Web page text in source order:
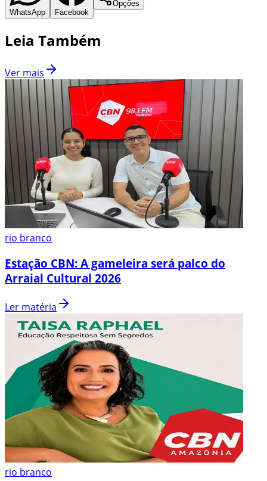
WhatsApp Facebook
Opções
Leia Também
Ver mais
rio branco
Estação CBN: A gameleira será palco do
Arraial Cultural 2026
Ler matéria
rio branco